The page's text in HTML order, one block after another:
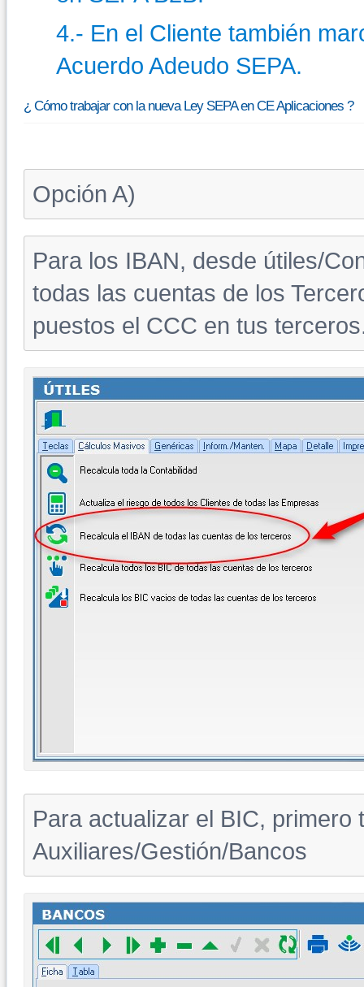
4.- En el Cliente también
Acuerdo Adeudo SEPA.
¿ Cómo trabajar con la nueva Ley SEPA en CE Aplicaciones ?
Opción A)
Para los IBAN, desde útiles/
todas las cuentas de los
puestos el CCC en tus
Para actualizar el BIC,
Auxiliares/Gestión/Bancos